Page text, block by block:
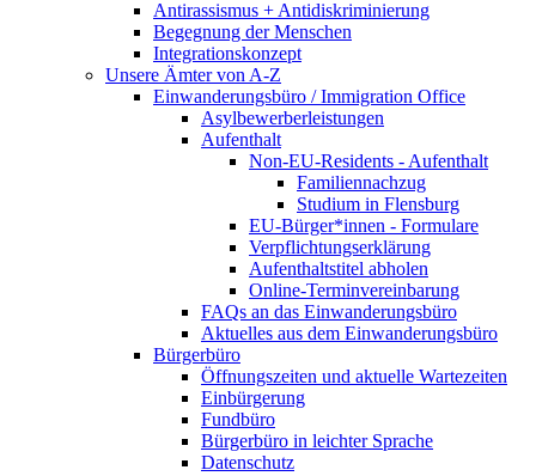
Antirassismus + Antidiskriminierung
Begegnung der Menschen
Integrationskonzept
Unsere Ämter von A-Z
Einwanderungsbüro / Immigration Office
Asylbewerberleistungen
Aufenthalt
Non-EU-Residents - Aufenthalt
Familiennachzug
Studium in Flensburg
EU-Bürger*innen - Formulare
Verpflichtungserklärung
Aufenthaltstitel abholen
Online-Terminvereinbarung
FAQs an das Einwanderungsbüro
Aktuelles aus dem Einwanderungsbüro
Bürgerbüro
Öffnungszeiten und aktuelle Wartezeiten
Einbürgerung
Fundbüro
Bürgerbüro in leichter Sprache
Datenschutz